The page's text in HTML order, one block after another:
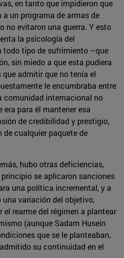
en tanto que impidieron que
un programa de armas de
no evitaron una guerra. Y esto
la psicología del
todo tipo de sufrimiento –que
sin miedo a que esta pudiera
admitir que no tenía el
le encumbraba entre
comunidad internacional no
para él mantener esa
de credibilidad y prestigio,
de cualquier paquete de
hubo otras deficiencias,
principio se aplicaron sanciones
una política incremental, y a
variación del objetivo,
el rearme del régimen a plantear
(aunque Sadam Husein
que se le planteaban,
su continuidad en el